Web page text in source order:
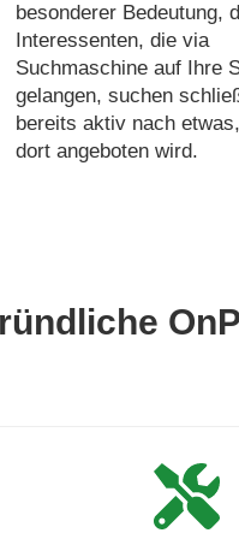
besonderer Bedeutung,
Interessenten, die via
Suchmaschine auf Ihre
gelangen, suchen
bereits aktiv nach
dort angeboten wird.